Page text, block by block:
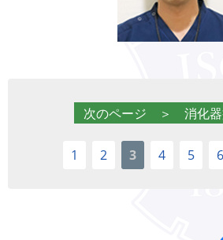
次のページ ＞ 消化器
1 2 3 4 5 6